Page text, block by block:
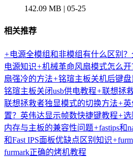
142.09 MB | 05-25
相关推荐
+电源全模组和非模组有什么区别
电源知识+机械革命风扇模式怎么
扇强冷的方法+铭瑄主板关机后键盘
铭瑄主板关闭usb供电教程+联想拯
联想拯救者独显模式的切换方法+
置？英伟达显示帧数快捷键教程+选
内存与主板的兼容性问题+fastips和
和Fast IPS面板优缺点区别知识+
furmark正确的烤机教程